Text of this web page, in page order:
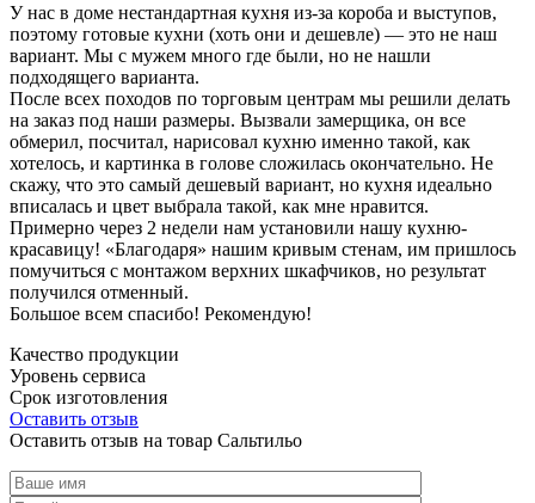
У нас в доме нестандартная кухня из-за короба и выступов,
поэтому готовые кухни (хоть они и дешевле) — это не наш
вариант. Мы с мужем много где были, но не нашли
подходящего варианта.
После всех походов по торговым центрам мы решили делать
на заказ под наши размеры. Вызвали замерщика, он все
обмерил, посчитал, нарисовал кухню именно такой, как
хотелось, и картинка в голове сложилась окончательно. Не
скажу, что это самый дешевый вариант, но кухня идеально
вписалась и цвет выбрала такой, как мне нравится.
Примерно через 2 недели нам установили нашу кухню-
красавицу! «Благодаря» нашим кривым стенам, им пришлось
помучиться с монтажом верхних шкафчиков, но результат
получился отменный.
Большое всем спасибо! Рекомендую!
Качество продукции
Уровень сервиса
Срок изготовления
Оставить отзыв
Оставить отзыв на товар Сальтильо